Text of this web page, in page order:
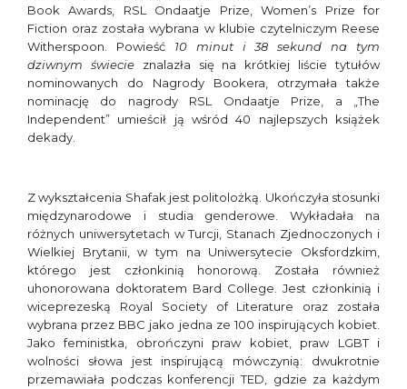
Book Awards, RSL Ondaatje Prize, Women’s Prize for
Fiction oraz została wybrana w klubie czytelniczym Reese
Witherspoon. Powieść 10 minut i 38 sekund na tym
dziwnym świecie znalazła się na krótkiej liście tytułów
nominowanych do Nagrody Bookera, otrzymała także
nominację do nagrody RSL Ondaatje Prize, a „The
Independent” umieścił ją wśród 40 najlepszych książek
dekady.
Z wykształcenia Shafak jest politolożką. Ukończyła stosunki
międzynarodowe i studia genderowe. Wykładała na
różnych uniwersytetach w Turcji, Stanach Zjednoczonych i
Wielkiej Brytanii, w tym na Uniwersytecie Oksfordzkim,
którego jest członkinią honorową. Została również
uhonorowana doktoratem Bard College. Jest członkinią i
wiceprezeską Royal Society of Literature oraz została
wybrana przez BBC jako jedna ze 100 inspirujących kobiet.
Jako feministka, obrończyni praw kobiet, praw LGBT i
wolności słowa jest inspirującą mówczynią: dwukrotnie
przemawiała podczas konferencji TED, gdzie za każdym